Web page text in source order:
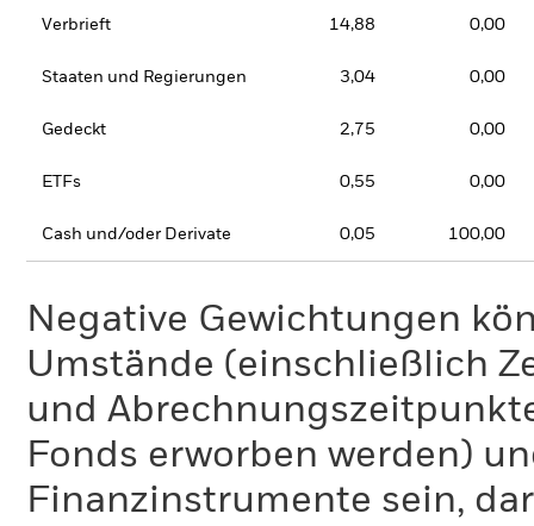
Verbrieft 14,88 0,00
Staaten und Regierungen 3,04 0,00
Gedeckt 2,75 0,00
ETFs 0,55 0,00
Cash und/oder Derivate 0,05 100,00
Negative Gewichtungen
Umstände (einschließlich
und
Fonds erworben werden)
Finanzinstrumente sein,